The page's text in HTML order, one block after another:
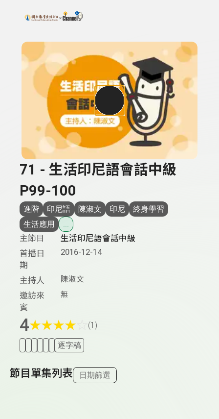
上方功能區塊
搜尋關鍵字：可輸入節目名稱、主持人或關鍵字
71 - 生活印尼語會話中級
P99-100
進階 印尼語 陳淑文 印尼
終身學習
生活應用
...
主節目
生活印尼語會話中級
首播日
期
2016-12-14
主持人 陳淑文
邀訪來
賓
無
4★★★★ (1)
逐字稿
節目單集列表 日期篩選